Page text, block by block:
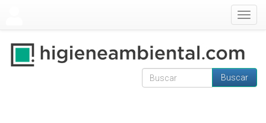
Formulario de
Buscar